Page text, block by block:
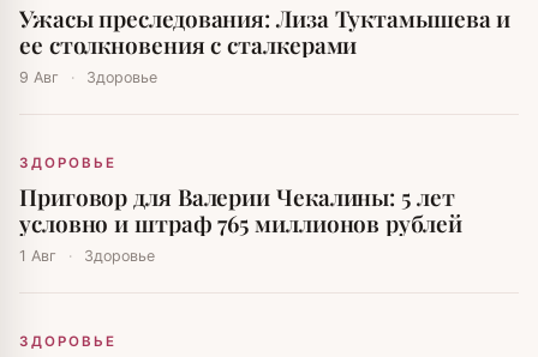
Ужасы преследования: Лиза Туктамышева и
ее столкновения с сталкерами
9 Авг · Здоровье
ЗДОРОВЬЕ
Приговор для Валерии Чекалины: 5 лет
условно и штраф 765 миллионов рублей
1 Авг · Здоровье
ЗДОРОВЬЕ